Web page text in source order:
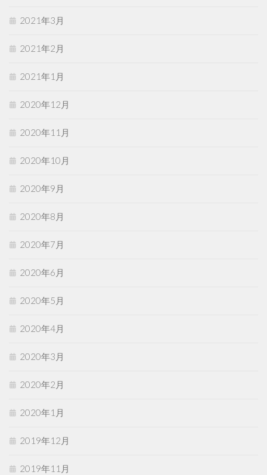
2021年3月
2021年2月
2021年1月
2020年12月
2020年11月
2020年10月
2020年9月
2020年8月
2020年7月
2020年6月
2020年5月
2020年4月
2020年3月
2020年2月
2020年1月
2019年12月
2019年11月